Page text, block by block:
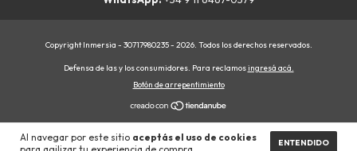
Al navegar por este sitio aceptás el uso de cookies
ENTENDIDO
Copyright Inmersia - 30717980235 - 2026. Todos los derechos reservados.
Defensa de las y los consumidores. Para reclamosingresá acá.
Botón de arrepentimiento